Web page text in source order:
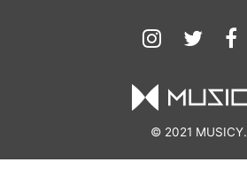
© 2021 MUSICY.